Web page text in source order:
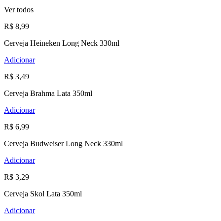
Ver todos
R$ 8,99
Cerveja Heineken Long Neck 330ml
Adicionar
R$ 3,49
Cerveja Brahma Lata 350ml
Adicionar
R$ 6,99
Cerveja Budweiser Long Neck 330ml
Adicionar
R$ 3,29
Cerveja Skol Lata 350ml
Adicionar